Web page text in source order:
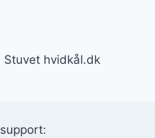
hvidkål.dk